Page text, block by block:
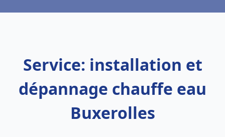
Service: installation et
dépannage chauffe eau
Buxerolles